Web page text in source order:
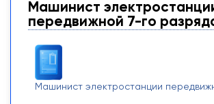
Машинист
передвижной 7-го
Машинист электростанции